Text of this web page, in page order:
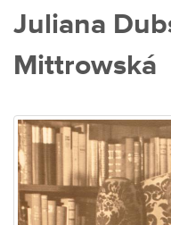
Juliana
Mittrowská